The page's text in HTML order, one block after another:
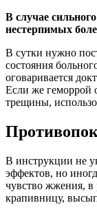
В случае
нестерпимых
В сутки нужно
состояния
оговаривается
Если же геморрой
трещины,
В инструкции не
эффектов, но
чувство жжения, в
крапивницу,